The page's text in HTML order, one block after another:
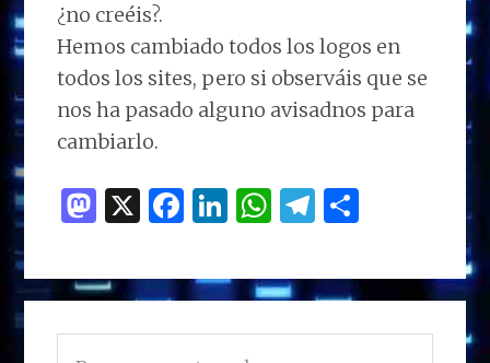
¿no creéis?.
Hemos cambiado todos los logos en
todos los sites, pero si observáis que se
nos ha pasado alguno avisadnos para
cambiarlo.
M
to
d
o
X F
ce
b
o
Li
k
e
dI
W
at
s
A
T
e
g
ra
m
p
ar
BARRA